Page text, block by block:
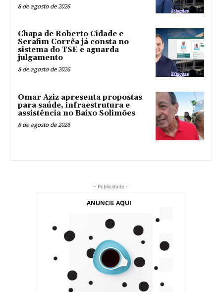
8 de agosto de 2026
Chapa de Roberto Cidade e
Serafim Corrêa já consta no
sistema do TSE e aguarda
julgamento
8 de agosto de 2026
Omar Aziz apresenta propostas
para saúde, infraestrutura e
assistência no Baixo Solimões
8 de agosto de 2026
- Publicidade -